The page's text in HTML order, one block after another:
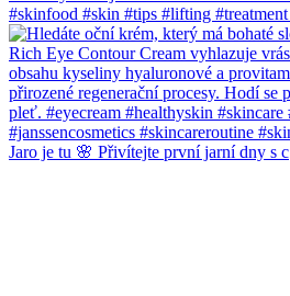
Jaro je tu 🌸 Přivítejte první jarní dny s c